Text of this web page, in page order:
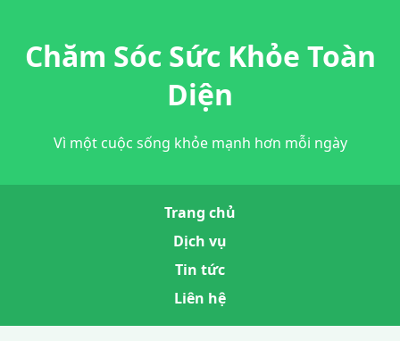
Chăm Sóc Sức Khỏe Toàn
Diện
Vì một cuộc sống khỏe mạnh hơn mỗi ngày
Trang chủ
Dịch vụ
Tin tức
Liên hệ